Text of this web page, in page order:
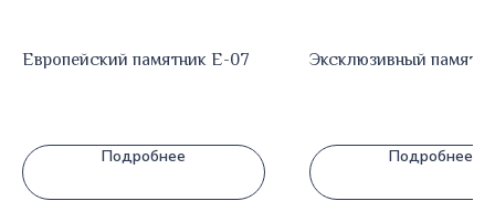
Европейский памятник E-07
Подробнее
Эксклюзивный
Подробнее